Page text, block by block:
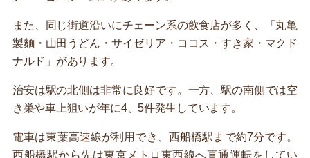
また、同じ街道沿いにチェーン系の飲食店が多く、「丸亀
製麵・山田うどん・サイゼリア・ココス・すき家・マクド
ナルド」があります。
治安は駅の北側は非常に良好です。一方、駅の南側では空
き巣や車上狙いが年に4、5件発生しています。
電車は東葉高速線が利用でき、西船橋駅まで約7分です。
西船橋駅から先は東京メトロ東西線へ直通運転をしてい